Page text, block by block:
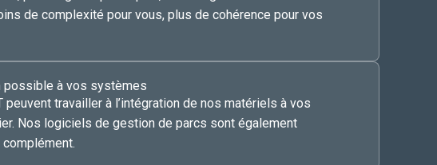
de complexité pour vous, plus de cohérence pour vos
possible à vos systèmes
peuvent travailler à l’intégration de nos matériels à vos
Nos logiciels de gestion de parcs sont également